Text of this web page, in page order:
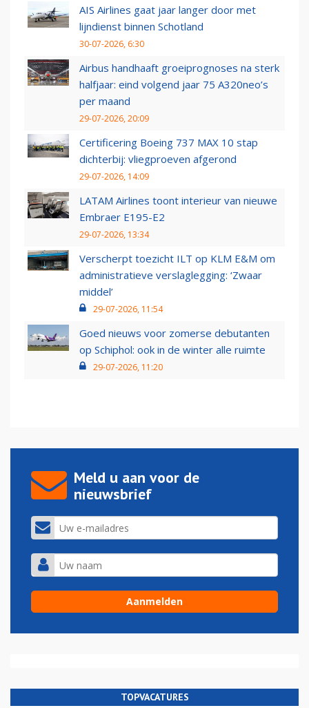
AIS Airlines gaat jaar langer door met
lijndienst binnen Schotland
30-07-2026, 6:30
Airbus handhaaft groeiprognoses na sterk
halfjaar: eind volgend jaar 75 A320neo’s
per maand
29-07-2026, 20:09
Certificering Boeing 737 MAX 10 stap
dichterbij: vliegproeven afgerond
29-07-2026, 14:09
LATAM Airlines toont interieur van nieuwe
Embraer E195-E2
29-07-2026, 13:34
Verscherpt toezicht ILT op KLM E&M om
administratieve verslaglegging: ‘Zwaar
middel’
29-07-2026, 11:54
Goed nieuws voor zomerse debutanten
op Schiphol: ook in de winter alle ruimte
29-07-2026, 11:20
Meld u aan voor de
nieuwsbrief
TOPVACATURES